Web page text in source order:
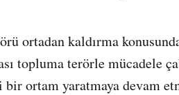
ortadan kaldırma
topluma terörle mücadele
ortam yaratmaya devam